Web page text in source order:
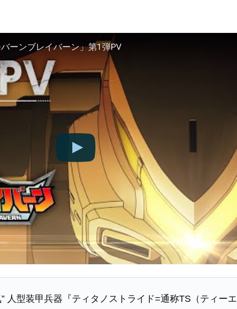
ーンブレイバーン」第1弾PV
人型装甲兵器『ティタノストライド=通称TS（ティーエ